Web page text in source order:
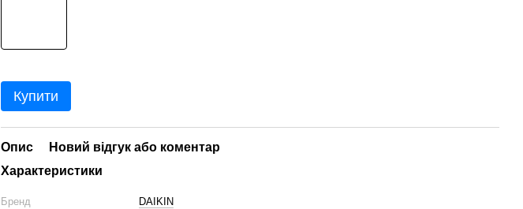
Купити
Опис
Новий відгук або коментар
Характеристики
Бренд
DAIKIN